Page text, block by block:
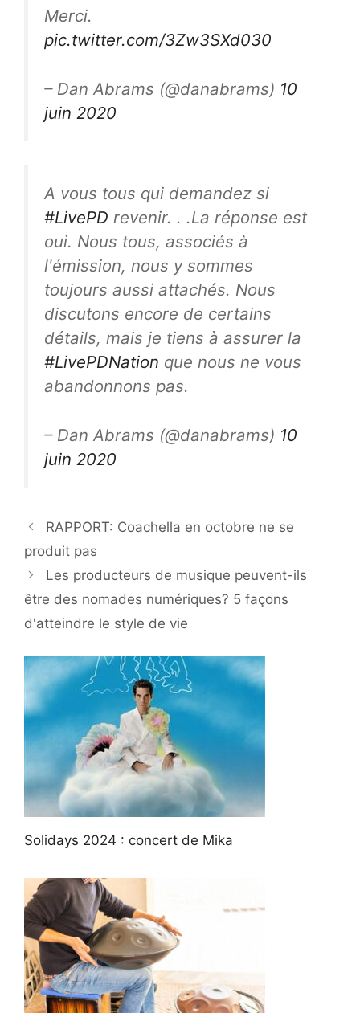
Merci.
pic.twitter.com/3Zw3SXd030
– Dan Abrams (@danabrams) 10
juin 2020
A vous tous qui demandez si
#LivePD revenir. . .La réponse est
oui. Nous tous, associés à
l'émission, nous y sommes
toujours aussi attachés. Nous
discutons encore de certains
détails, mais je tiens à assurer la
#LivePDNation que nous ne vous
abandonnons pas.
– Dan Abrams (@danabrams) 10
juin 2020
RAPPORT: Coachella en octobre ne se
produit pas
Les producteurs de musique peuvent-ils
être des nomades numériques? 5 façons
d'atteindre le style de vie
Solidays 2024 : concert de Mika